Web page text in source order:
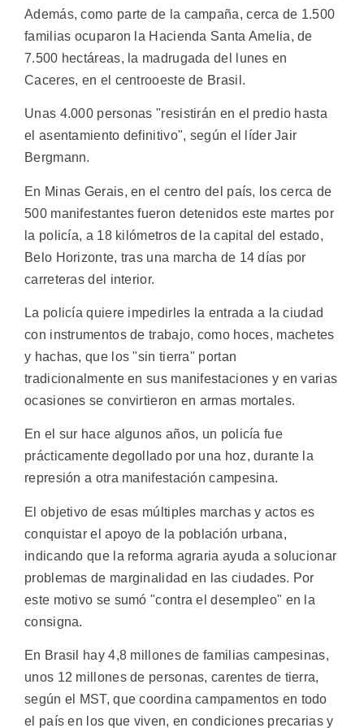
Además, como parte de la campaña, cerca de 1.500
familias ocuparon la Hacienda Santa Amelia, de
7.500 hectáreas, la madrugada del lunes en
Caceres, en el centrooeste de Brasil.
Unas 4.000 personas "resistirán en el predio hasta
el asentamiento definitivo", según el líder Jair
Bergmann.
En Minas Gerais, en el centro del país, los cerca de
500 manifestantes fueron detenidos este martes por
la policía, a 18 kilómetros de la capital del estado,
Belo Horizonte, tras una marcha de 14 días por
carreteras del interior.
La policía quiere impedirles la entrada a la ciudad
con instrumentos de trabajo, como hoces, machetes
y hachas, que los "sin tierra" portan
tradicionalmente en sus manifestaciones y en varias
ocasiones se convirtieron en armas mortales.
En el sur hace algunos años, un policía fue
prácticamente degollado por una hoz, durante la
represión a otra manifestación campesina.
El objetivo de esas múltiples marchas y actos es
conquistar el apoyo de la población urbana,
indicando que la reforma agraria ayuda a solucionar
problemas de marginalidad en las ciudades. Por
este motivo se sumó "contra el desempleo" en la
consigna.
En Brasil hay 4,8 millones de familias campesinas,
unos 12 millones de personas, carentes de tierra,
según el MST, que coordina campamentos en todo
el país en los que viven, en condiciones precarias y